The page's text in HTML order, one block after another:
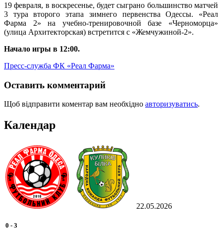
19 февраля, в воскресенье, будет сыграно большинство матчей
3 тура второго этапа зимнего первенства Одессы. «Реал
Фарма 2» на учебно-тренировочной базе «Черноморца»
(улица Архитекторская) встретится с «Жемчужиной-2».
Начало игры в 12:00.
Пресс-служба ФК «Реал Фарма»
Оставить комментарий
Щоб відправити коментар вам необхідно авторизуватись.
Календар
22.05.2026
0 - 3